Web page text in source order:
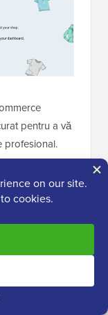
pentru a vă
profesional.
categorii de
la reducere
înalt în